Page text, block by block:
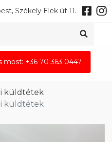
Székely Elek út 11.
most: +36 70 363 0447
küldtétek
küldtétek